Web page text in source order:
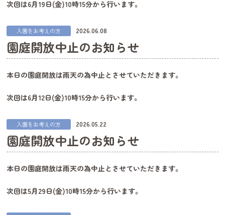
次回は6月19日(金)10時15分から行います。
入園をお考えの方 2026.06.08
園庭開放中止のお知らせ
本日の園庭開放は雨天の為中止とさせていただきます。
次回は6月12日(金)10時15分から行います。
入園をお考えの方 2026.05.22
園庭開放中止のお知らせ
本日の園庭開放は雨天の為中止とさせていただきます。
次回は5月29日(金)10時15分から行います。